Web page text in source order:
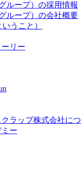
、製品をお探しい
関節。日常の生活
たな可能性を見つ
ループ）の採用情報
ループ）の会社概要
うこと）
リー
ラップ株式会社に
ー